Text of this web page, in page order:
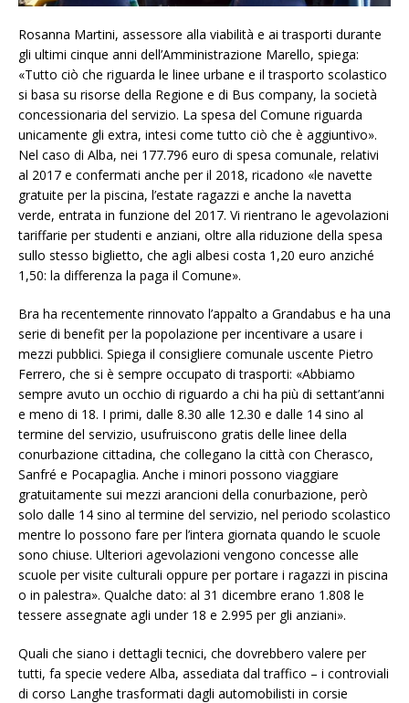
Rosanna Martini, assessore alla viabilità e ai trasporti durante
gli ultimi cinque anni dell’Amministrazione Marello, spiega:
«Tutto ciò che riguarda le linee urbane e il trasporto scolastico
si basa su risorse della Regione e di Bus company, la società
concessionaria del servizio. La spesa del Comune riguarda
unicamente gli extra, intesi come tutto ciò che è aggiuntivo».
Nel caso di Alba, nei 177.796 euro di spesa comunale, relativi
al 2017 e confermati anche per il 2018, ricadono «le navette
gratuite per la piscina, l’estate ragazzi e anche la navetta
verde, entrata in funzione del 2017. Vi rientrano le agevolazioni
tariffarie per studenti e anziani, oltre alla riduzione della spesa
sullo stesso biglietto, che agli albesi costa 1,20 euro anziché
1,50: la differenza la paga il Comune».
Bra ha recentemente rinnovato l’appalto a Grandabus e ha una
serie di benefit per la popolazione per incentivare a usare i
mezzi pubblici. Spiega il consigliere comunale uscente Pietro
Ferrero, che si è sempre occupato di trasporti: «Abbiamo
sempre avuto un occhio di riguardo a chi ha più di settant’anni
e meno di 18. I primi, dalle 8.30 alle 12.30 e dalle 14 sino al
termine del servizio, usufruiscono gratis delle linee della
conurbazione cittadina, che collegano la città con Cherasco,
Sanfré e Pocapaglia. Anche i minori possono viaggiare
gratuitamente sui mezzi arancioni della conurbazione, però
solo dalle 14 sino al termine del servizio, nel periodo scolastico
mentre lo possono fare per l’intera giornata quando le scuole
sono chiuse. Ulteriori agevolazioni vengono concesse alle
scuole per visite culturali oppure per portare i ragazzi in piscina
o in palestra». Qualche dato: al 31 dicembre erano 1.808 le
tessere assegnate agli under 18 e 2.995 per gli anziani».
Quali che siano i dettagli tecnici, che dovrebbero valere per
tutti, fa specie vedere Alba, assediata dal traffico – i controviali
di corso Langhe trasformati dagli automobilisti in corsie